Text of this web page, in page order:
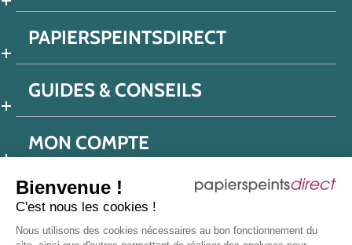
Bienvenue !
C'est nous les cookies !
Nous utilisons des cookies nécessaires au bon fonctionnement du
PAPIERSPEINTSDIRECT
GUIDES & CONSEILS
MON COMPTE